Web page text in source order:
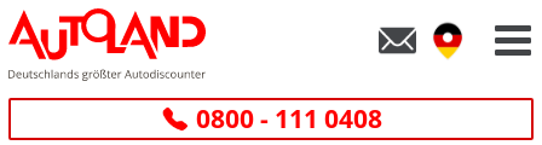
0800 - 111 0408